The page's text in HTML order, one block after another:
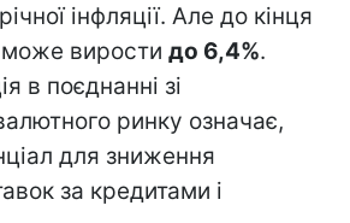
інфляції. Але до кінця
може вирости до 6,4%.
в поєднанні зі
ринку означає,
для зниження
за кредитами і